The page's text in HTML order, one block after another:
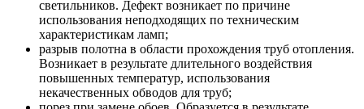
светильников. Дефект возникает по причине
использования неподходящих по техническим
характеристикам ламп;
разрыв полотна в области прохождения труб отопления.
Возникает в результате длительного воздействия
повышенных температур, использования
некачественных обводов для труб;